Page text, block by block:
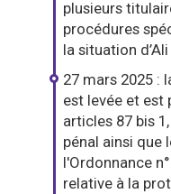
plusieurs
procédures
la situation
27 mars 2025 :
est levée et est
articles 87 bis
pénal ainsi que
l'Ordonnance
relative à la